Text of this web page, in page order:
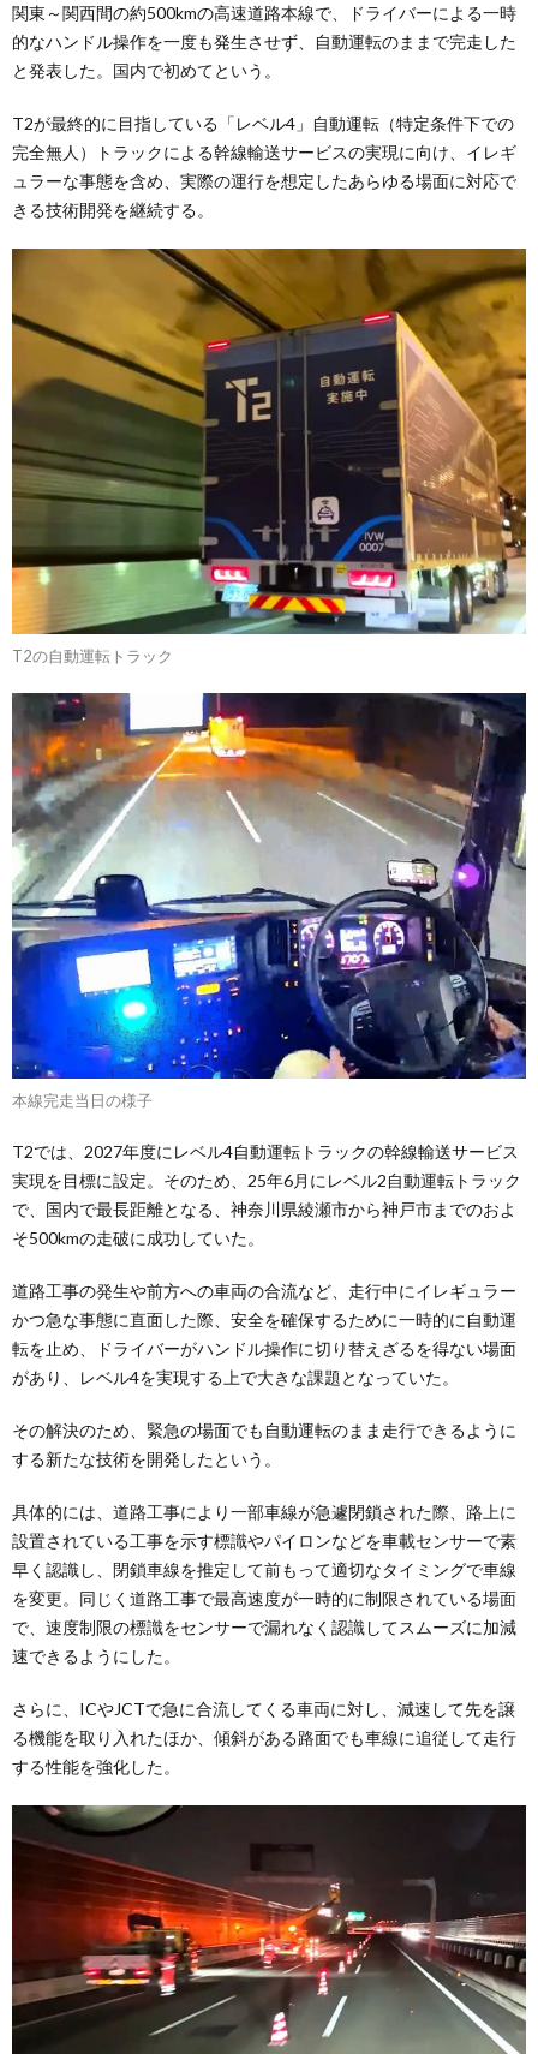
関東～関西間の約500kmの高速道路本線で、ドライバーによる一時
的なハンドル操作を一度も発生させず、自動運転のままで完走した
と発表した。国内で初めてという。
T2が最終的に目指している「レベル4」自動運転（特定条件下での
完全無人）トラックによる幹線輸送サービスの実現に向け、イレギ
ュラーな事態を含め、実際の運行を想定したあらゆる場面に対応で
きる技術開発を継続する。
T2の自動運転トラック
本線完走当日の様子
T2では、2027年度にレベル4自動運転トラックの幹線輸送サービス
実現を目標に設定。そのため、25年6月にレベル2自動運転トラック
で、国内で最長距離となる、神奈川県綾瀬市から神戸市までのおよ
そ500kmの走破に成功していた。
道路工事の発生や前方への車両の合流など、走行中にイレギュラー
かつ急な事態に直面した際、安全を確保するために一時的に自動運
転を止め、ドライバーがハンドル操作に切り替えざるを得ない場面
があり、レベル4を実現する上で大きな課題となっていた。
その解決のため、緊急の場面でも自動運転のまま走行できるように
する新たな技術を開発したという。
具体的には、道路工事により一部車線が急遽閉鎖された際、路上に
設置されている工事を示す標識やパイロンなどを車載センサーで素
早く認識し、閉鎖車線を推定して前もって適切なタイミングで車線
を変更。同じく道路工事で最高速度が一時的に制限されている場面
で、速度制限の標識をセンサーで漏れなく認識してスムーズに加減
速できるようにした。
さらに、ICやJCTで急に合流してくる車両に対し、減速して先を譲
る機能を取り入れたほか、傾斜がある路面でも車線に追従して走行
する性能を強化した。